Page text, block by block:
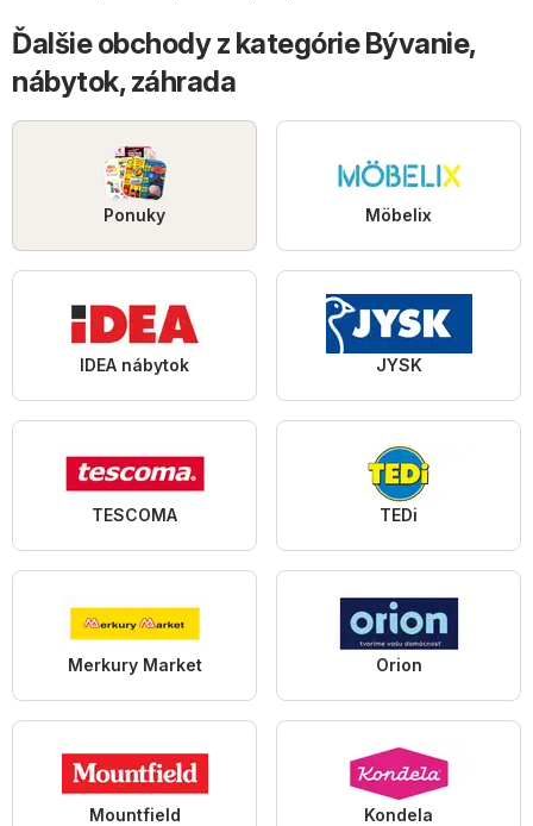
Ďalšie obchody z kategórie Bývanie,
nábytok, záhrada
Ponuky Möbelix
IDEA nábytok JYSK
TESCOMA TEDi
Merkury Market Orion
Mountfield Kondela